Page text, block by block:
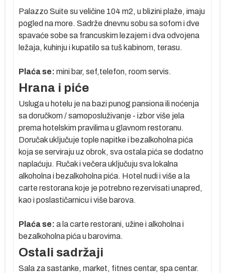
Palazzo Suite su veličine 104 m2, u blizini plaže, imaju
pogled na more. Sadrže dnevnu sobu sa sofom i dve
spavaće sobe sa francuskim lezajem i dva odvojena
ležaja, kuhinju i kupatilo sa tuš kabinom, terasu.
Plaća se: mini bar, sef,telefon, room servis.
Hrana i piće
Usluga u hotelu je na bazi punog pansiona ili noćenja
sa doručkom / samoposluživanje - izbor više jela
prema hotelskim pravilima u glavnom restoranu.
Doručak uključuje tople napitke i bezalkoholna pića
koja se serviraju uz obrok, sva ostala pića se dodatno
naplaćuju. Ručak i večera uključuju sva lokalna
alkoholna i bezalkoholna pića. Hotel nudi i više a la
carte restorana koje je potrebno rezervisati unapred,
kao i poslastičarnicu i više barova.
Plaća se: a la carte restorani, užine i alkoholna i
bezalkoholna pića u barovima.
Ostali sadržaji
Sala za sastanke, market, fitnes centar, spa centar.